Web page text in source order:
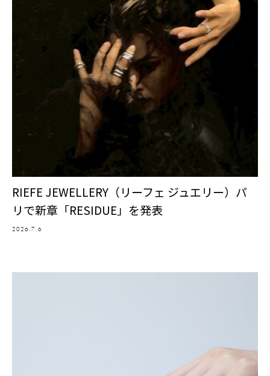
RIEFE JEWELLERY（リーフェ ジュエリー）パ
リで新章「RESIDUE」を発表
2026.7.6